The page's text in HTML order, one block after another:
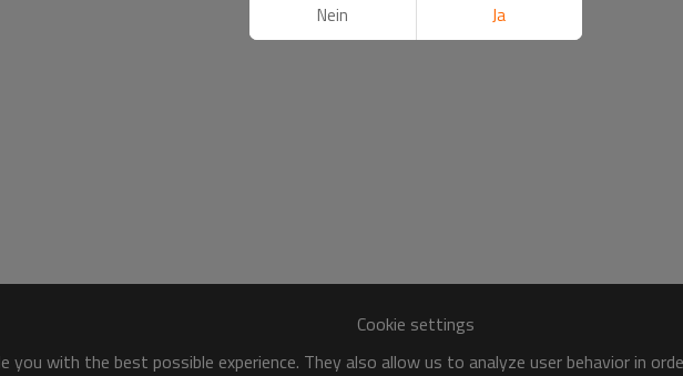
Cookie settings
you with the best possible experience. They also allow us to analyze user behavior in
Nein Ja